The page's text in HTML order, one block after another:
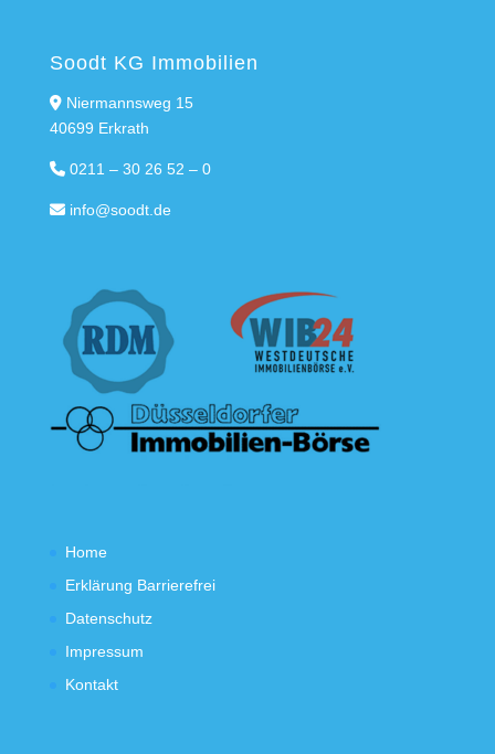
Beiträge
Soodt KG Immobilien
Niermannsweg 15
40699 Erkrath
0211 – 30 26 52 – 0
info@soodt.de
Home
Erklärung Barrierefrei
Datenschutz
Impressum
Kontakt